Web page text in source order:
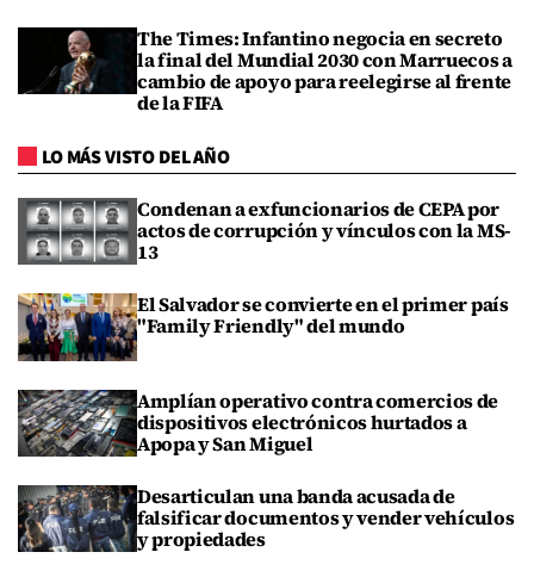
The Times: Infantino negocia en secreto
la final del Mundial 2030 con Marruecos a
cambio de apoyo para reelegirse al frente
de la FIFA
LO MÁS VISTO DEL AÑO
Condenan a exfuncionarios de CEPA por
actos de corrupción y vínculos con la MS-
13
El Salvador se convierte en el primer país
"Family Friendly" del mundo
Amplían operativo contra comercios de
dispositivos electrónicos hurtados a
Apopa y San Miguel
Desarticulan una banda acusada de
falsificar documentos y vender vehículos
y propiedades